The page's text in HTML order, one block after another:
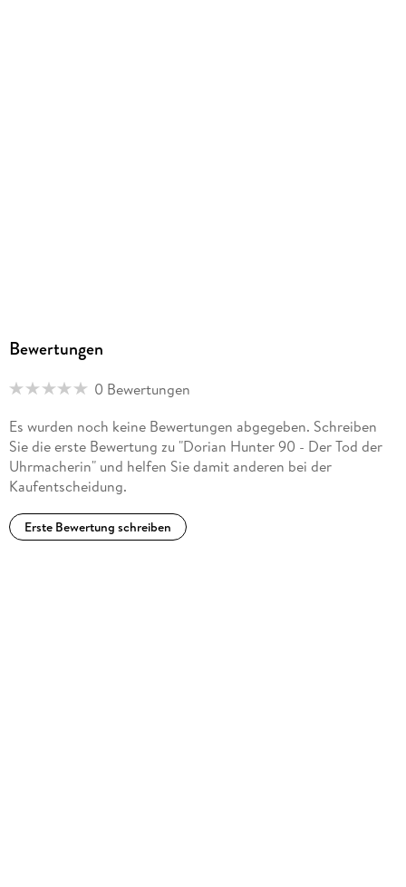
Bewertungen
0 Bewertungen
Es wurden noch keine Bewertungen abgegeben. Schreiben
Sie die erste Bewertung zu "Dorian Hunter 90 - Der Tod der
Uhrmacherin" und helfen Sie damit anderen bei der
Kaufentscheidung.
Erste Bewertung schreiben